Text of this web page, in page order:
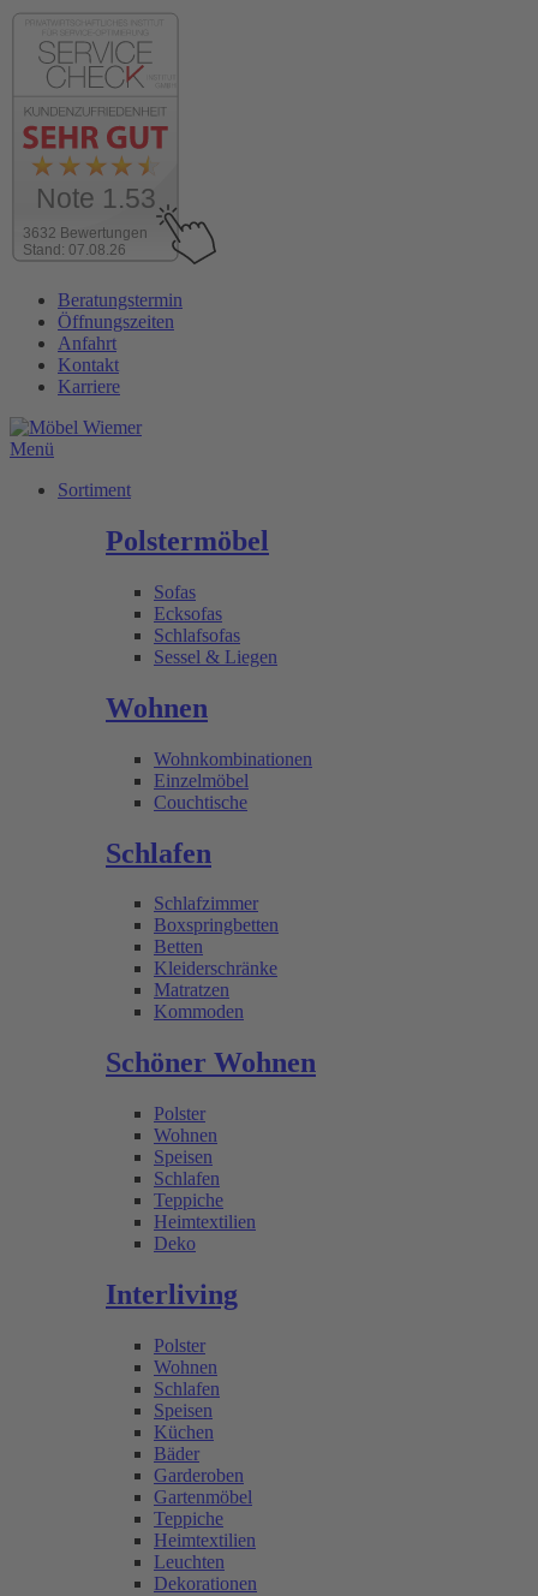
3632 Bewertungen
Stand: 07.08.26
Note 1.53
Inhalt
wechseln
Beratungstermin
Öffnungszeiten
Anfahrt
Kontakt
Karriere
Menü
Sortiment
Polstermöbel
Sofas
Ecksofas
Schlafsofas
Sessel & Liegen
Wohnen
Wohnkombinationen
Einzelmöbel
Couchtische
Schlafen
Schlafzimmer
Boxspringbetten
Betten
Kleiderschränke
Matratzen
Kommoden
Schöner Wohnen
Polster
Wohnen
Speisen
Schlafen
Teppiche
Heimtextilien
Deko
Interliving
Polster
Wohnen
Schlafen
Speisen
Küchen
Bäder
Garderoben
Gartenmöbel
Teppiche
Heimtextilien
Leuchten
Dekorationen